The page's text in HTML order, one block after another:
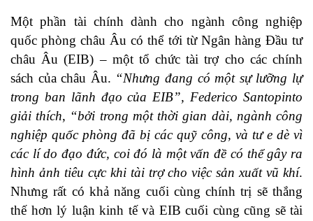
Một phần tài chính dành cho ngành công nghiệp
quốc phòng châu Âu có thể tới từ Ngân hàng Đầu tư
châu Âu (EIB) – một tổ chức tài trợ cho các chính
sách của châu Âu. “Nhưng đang có một sự lưỡng lự
trong ban lãnh đạo của EIB”, Federico Santopinto
giải thích, “bởi trong một thời gian dài, ngành công
nghiệp quốc phòng đã bị các quỹ công, và tư e dè vì
các lí do đạo đức, coi đó là một vấn đề có thể gây ra
hình ảnh tiêu cực khi tài trợ cho việc sản xuất vũ khí.
Nhưng rất có khả năng cuối cùng chính trị sẽ thắng
thế hơn lý luận kinh tế và EIB cuối cùng cũng sẽ tài